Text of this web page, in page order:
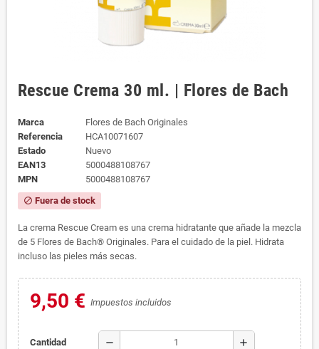
Rescue Crema 30 ml. | Flores de Bach
Marca
Flores de Bach Originales
Referencia
HCA10071607
Estado
Nuevo
EAN13
5000488108767
MPN
5000488108767
block Fuera de stock
La crema Rescue Cream es una crema hidratante que añade la mezcla
de 5 Flores de Bach® Originales. Para el cuidado de la piel. Hidrata
incluso las pieles más secas.
9,50 € Impuestos incluidos
Cantidad remove add